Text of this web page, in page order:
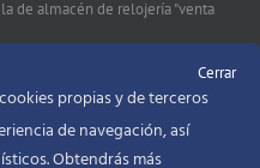
de almacén de relojería "venta
Cerrar
propias y de terceros
de navegación, así
Obtendrás más